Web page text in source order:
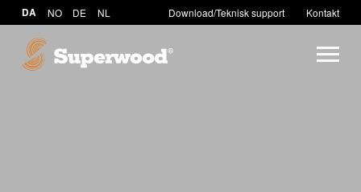
DA NO DE NL Download/Teknisk support Kontakt